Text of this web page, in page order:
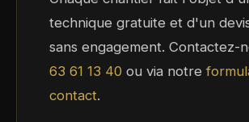
technique gratuite et d'un
sans engagement. Contactez-
63 61 13 40 ou via notre
contact.